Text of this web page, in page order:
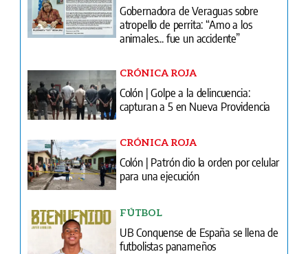
Gobernadora de Veraguas sobre
atropello de perrita: “Amo a los
animales... fue un accidente”
CRÓNICA ROJA
Colón | Golpe a la delincuencia:
capturan a 5 en Nueva Providencia
CRÓNICA ROJA
Colón | Patrón dio la orden por celular
para una ejecución
FÚTBOL
UB Conquense de España se llena de
futbolistas panameños